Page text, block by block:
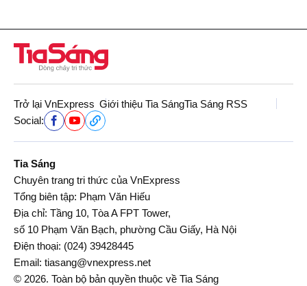
Trở lại VnExpress Giới thiệu Tia SángTia Sáng RSS
Social:
Tia Sáng
Chuyên trang tri thức của VnExpress
Tổng biên tập: Phạm Văn Hiếu
Địa chỉ: Tầng 10, Tòa A FPT Tower,
số 10 Phạm Văn Bạch, phường Cầu Giấy, Hà Nội
Điện thoại: (024) 39428445
Email: tiasang@vnexpress.net
© 2026. Toàn bộ bản quyền thuộc về Tia Sáng